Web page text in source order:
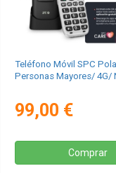
Teléfono Móvil SPC
Personas Mayores/ 4G/
99,00 €
Comprar